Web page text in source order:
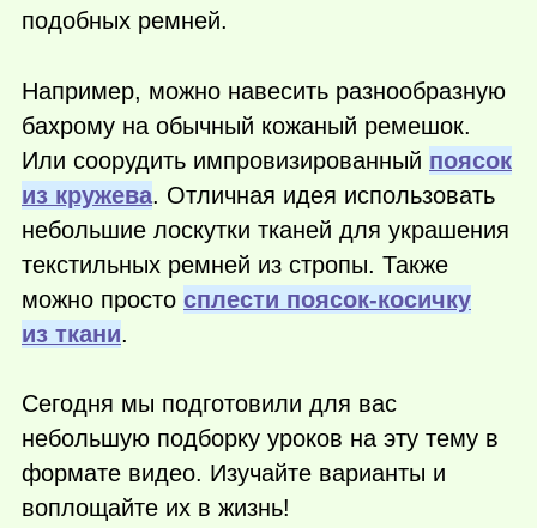
подобных ремней.
Например, можно навесить разнообразную
бахрому на обычный кожаный ремешок.
Или соорудить импровизированный поясок
из кружева. Отличная идея использовать
небольшие лоскутки тканей для украшения
текстильных ремней из стропы. Также
можно просто сплести поясок-косичку
из ткани.
Сегодня мы подготовили для вас
небольшую подборку уроков на эту тему в
формате видео. Изучайте варианты и
воплощайте их в жизнь!